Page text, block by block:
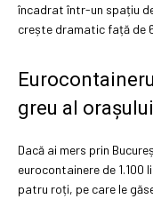
încadrat într-un spațiu
crește dramatic față de
greu al orașului
Dacă ai mers prin
eurocontainere de
patru roți, pe care le